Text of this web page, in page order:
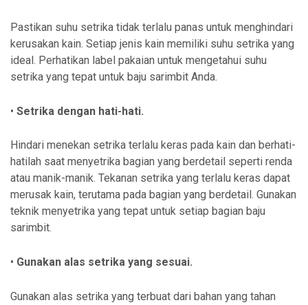
Pastikan suhu setrika tidak terlalu panas untuk menghindari
kerusakan kain. Setiap jenis kain memiliki suhu setrika yang
ideal. Perhatikan label pakaian untuk mengetahui suhu
setrika yang tepat untuk baju sarimbit Anda.
• Setrika dengan hati-hati.
Hindari menekan setrika terlalu keras pada kain dan berhati-
hatilah saat menyetrika bagian yang berdetail seperti renda
atau manik-manik. Tekanan setrika yang terlalu keras dapat
merusak kain, terutama pada bagian yang berdetail. Gunakan
teknik menyetrika yang tepat untuk setiap bagian baju
sarimbit.
• Gunakan alas setrika yang sesuai.
Gunakan alas setrika yang terbuat dari bahan yang tahan